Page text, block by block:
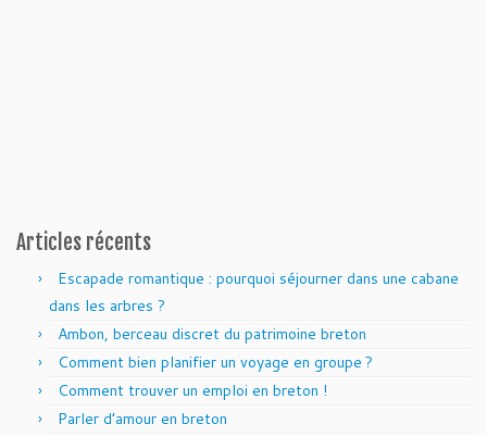
Articles récents
Escapade romantique : pourquoi séjourner dans une cabane
dans les arbres ?
Ambon, berceau discret du patrimoine breton
Comment bien planifier un voyage en groupe ?
Comment trouver un emploi en breton !
Parler d’amour en breton